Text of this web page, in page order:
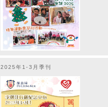
2025年1-3月季刊